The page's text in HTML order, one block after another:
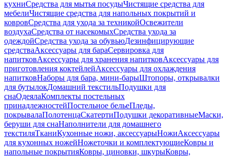
кухниСредства для мытья посудыЧистящие средства для
мебелиЧистящие средства для напольных покрытий и
ковровСредства для ухода за техникойОсвежители
воздухаСредства от насекомыхСредства ухода за
одеждойСредства ухода за обувьюДезинфицирующие
средстваАксессуары для бараСервировка для
напитковАксессуары для хранения напитковАксессуары для
приготовления коктейлейАксессуары для охлаждения
напитковНаборы для бара, мини-барыШтопоры, открывалки
для бутылокДомашний текстильПодушки для
снаОдеялаКомплекты постельных
принадлежностейПостельное бельеПледы,
покрывалаПолотенцаСкатертиПодушки декоративныеМаски,
беруши для снаНаполнители для домашнего
текстиляТканиКухонные ножи, аксессуарыНожиАксессуары
для кухонных ножейНожеточки и комплектующиеКовры и
напольные покрытияКовры, циновки, шкурыКовры,